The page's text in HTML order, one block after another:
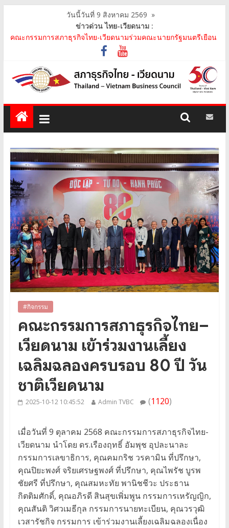
วันนี้วันที่ 9 สิงหาคม 2569 »
ข่าวด่วน ไทย-เวียดนาม :
คณะกรรมการสภาธุรกิจไทย-เวียดนามร่วมคณะนายกรัฐมนตรีเยือน
เวียดนาม อย่างเป็นทางการ เสริมสร้างความร่วมมื..
คณะกรรมการสภาธุรกิจไทย-เวียดนาม เข้าร่วมประชุมหารือคณะรัฐ
เวียดนาม The Central Steering Committee on ..
คณะกรรมการสภาธุรกิจไทย-เวียดนาม ประชุมหารือร่วมกับคณะผู้
แทนภาครัฐเวียดนาม จากคณะกรรมการประชาชน กรุงฮ..
คณะกรรมการสภาธุรกิจไทย-เวียดนาม เข้าร่วมงานวันคล้ายวัน
สถาปนา บริษัท ห้องปฏิบัติการกลาง (ประเทศไทย) จ..
สภาธุรกิจไทย-เวียดนาม เข้าร่วมงานสัมมนา "Investment and
#กิจกรรม
คณะกรรมการสภาธุรกิจไทย–
เวียดนาม เข้าร่วมงานเลี้ยง
เฉลิมฉลองครบรอบ 80 ปี วัน
ชาติเวียดนาม
2025-10-12 10:45:52 Admin TVBC (1120)
เมื่อวันที่ 9 ตุลาคม 2568 คณะกรรมการสภาธุรกิจไทย-
เวียดนาม นำโดย ดร.เรืองฤทธิ์ อัมพุช อุปละนาละ
กรรมการเลขาธิการ, คุณคมกริช วรคามิน ที่ปรึกษา,
คุณปิยะพงศ์ จริยเศรษฐพงศ์ ที่ปรึกษา, คุณไพรัช บูรพ
ชัยศรี ที่ปรึกษา, คุณสมหะทัย พานิชชีวะ ประธาน
กิตติมศักดิ์, คุณอภิรดี สินสุขเพิ่มพูน กรรมการเหรัญญิก,
คุณสันติ วิศวเมธีกุล กรรมการนายทะเบียน, คุณวรวุฒิ
เวสารัชกิจ กรรมการ เข้าร่วมงานเลี้ยงเฉลิมฉลองเนื่อง